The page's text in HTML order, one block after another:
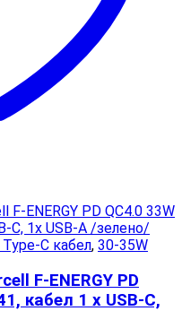
C кабел, 30-35W
F-ENERGY PD
кабел 1 x USB-C,